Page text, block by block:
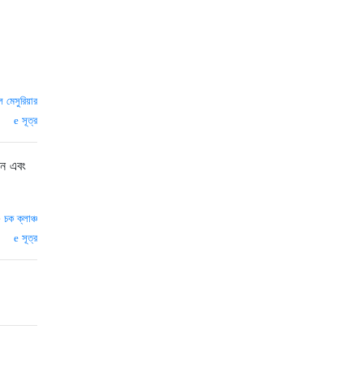
মেসুরিয়ার
সূত্র
এবং
চক ক্লাঞ্চ
সূত্র